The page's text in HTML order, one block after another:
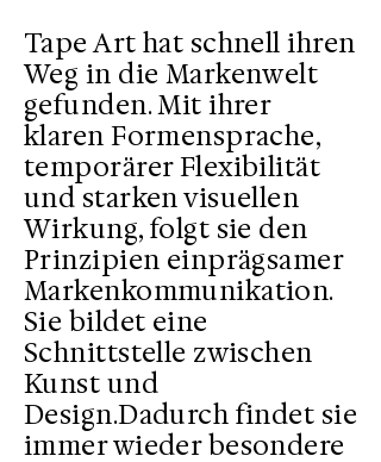
Tape Art hat schnell ihren
Weg in die Markenwelt
gefunden. Mit ihrer
klaren Formensprache,
temporärer Flexibilität
und starken visuellen
Wirkung, folgt sie den
Prinzipien einprägsamer
Markenkommunikation.
Sie bildet eine
Schnittstelle zwischen
Kunst und
Design.Dadurch findet sie
immer wieder besondere